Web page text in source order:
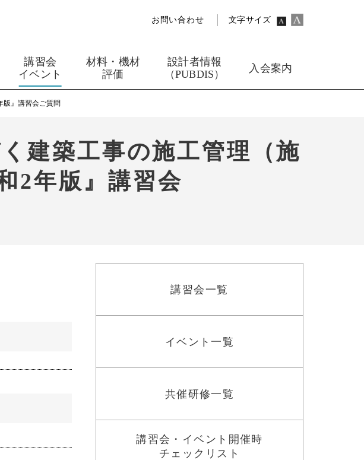
お問い合わせ 文字サイズ
講習会
イベント
材料・機材
評価
設計者情報
（PUBDIS）
入会案内
版』講習会ご質問
建築工事の施工管理（施
2年版』講習会
講習会一覧
イベント一覧
共催研修一覧
講習会・イベント開催時
チェックリスト